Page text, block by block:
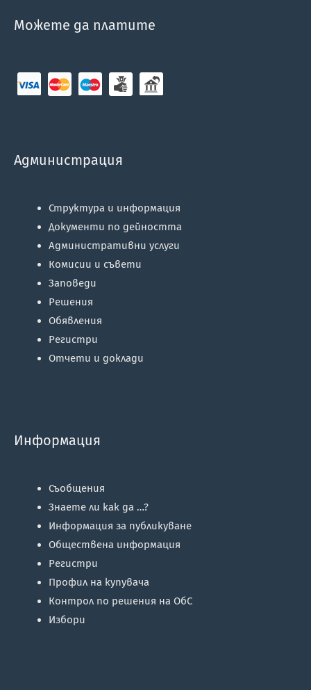
Можете да платите
Администрация
Структура и информация
Документи по дейността
Административни услуги
Комисии и съвети
Заповеди
Решения
Обявления
Регистри
Отчети и доклади
Информация
Съобщения
Знаете ли как да …?
Информация за публикуване
Обществена информация
Регистри
Профил на купувача
Контрол по решения на ОбС
Избори